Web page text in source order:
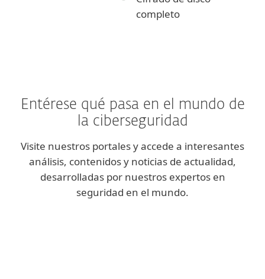
completo
Entérese qué pasa en el mundo de
la ciberseguridad
Visite nuestros portales y accede a interesantes
análisis, contenidos y noticias de actualidad,
desarrolladas por nuestros expertos en
seguridad en el mundo.